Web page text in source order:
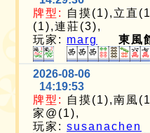
牌型:
自摸(1),立直
(1),連莊(3),
玩家: marg 東風
2026-08-06
14:19:53
牌型:
自摸(1),南風
家@(1),
玩家:susanachen